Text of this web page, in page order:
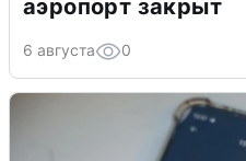
аэропорт закрыт
6 августа 0